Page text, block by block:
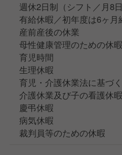
週休2日制（シフト／月8
有給休暇／初年度は6ヶ
産前産後の休業
母性健康管理のための休暇
育児時間
生理休暇
育児・介護休業法に基づ
介護休業及び子の看護休暇
慶弔休暇
病気休暇
裁判員等のための休暇